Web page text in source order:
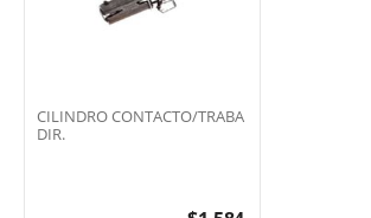
CILINDRO CONTACTO/TRABA
DIR.